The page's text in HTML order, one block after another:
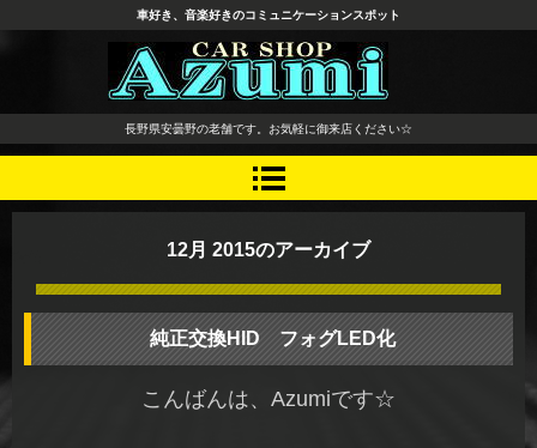
長野県 安曇野市 タイヤ ホ
イール デッドニング カーオ
ーディオ レカロシート
車好き、音楽好きのコミュニケーションスポット
長野県安曇野の老舗です。お気軽に御来店ください☆
12月 2015のアーカイブ
純正交換HID フォグLED化
こんばんは、Azumiです☆